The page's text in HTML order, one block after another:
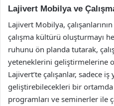
Lajivert Mobilya ve
Lajivert Mobilya,
çalışma kültürü oluşturmayı
ruhunu ön planda tutarak,
yeteneklerini geliştirmelerine
Lajivert’te çalışanlar, sadece
geliştirebilecekleri bir
programları ve seminerler ile